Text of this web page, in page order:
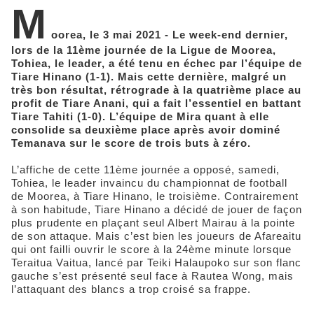
M
oorea, le 3 mai 2021 - Le week-end dernier,
lors de la 11ème journée de la Ligue de Moorea,
Tohiea, le leader, a été tenu en échec par l’équipe de
Tiare Hinano (1-1). Mais cette dernière, malgré un
très bon résultat, rétrograde à la quatrième place au
profit de Tiare Anani, qui a fait l’essentiel en battant
Tiare Tahiti (1-0). L’équipe de Mira quant à elle
consolide sa deuxième place après avoir dominé
Temanava sur le score de trois buts à zéro.
L’affiche de cette 11ème journée a opposé, samedi,
Tohiea, le leader invaincu du championnat de football
de Moorea, à Tiare Hinano, le troisième. Contrairement
à son habitude, Tiare Hinano a décidé de jouer de façon
plus prudente en plaçant seul Albert Mairau à la pointe
de son attaque. Mais c’est bien les joueurs de Afareaitu
qui ont failli ouvrir le score à la 24ème minute lorsque
Teraitua Vaitua, lancé par Teiki Halaupoko sur son flanc
gauche s’est présenté seul face à Rautea Wong, mais
l’attaquant des blancs a trop croisé sa frappe.